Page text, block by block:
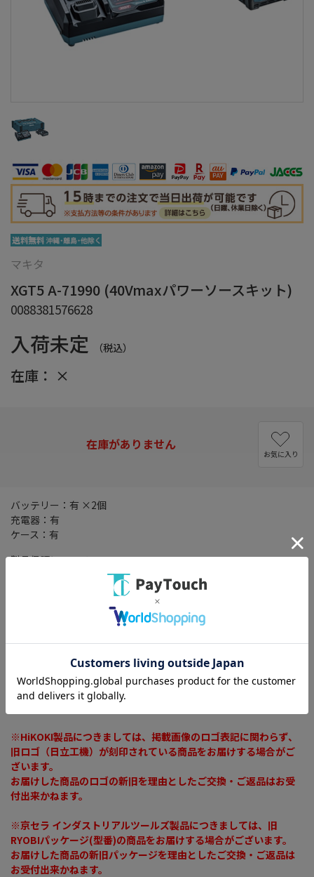
マキタ
XGT5 A-71990 (40Vmaxパワーソースキット)
0088381576628
入荷未定 （税込）
在庫： ×
在庫がありません
お気に入り
バッテリー：有 ×2個
充電器：有
ケース：有
製品保証について
電動工具カテゴリの商品は使用上の特性につき、メーカーが保証
書を付けていない場合がございます。
お手数ですが製品の保証についてはメーカーにご確認下さいます
当店での初期不良保証期間経過後はメーカーもしくはメーカー代
理店に修理のご依頼をしてください。
※誤った使用方法による故障や過度な負荷、落下水没等による故
障の場合は有償修理となります。
※メーカー判断により有償修理となる事があります。
※HiKOKI製品につきましては、掲載画像のロゴ表記に関わらず、
旧ロゴ（日立工機）が刻印されている商品をお届けする場合がご
ざいます。
お届けした商品のロゴの新旧を理由としたご交換・ご返品はお受
付出来かねます。
※京セラ インダストリアルツールズ製品につきましては、旧
RYOBIパッケージ(型番)の商品をお届けする場合がございます。
お届けした商品の新旧パッケージを理由としたご交換・ご返品は
お受付出来かねます。